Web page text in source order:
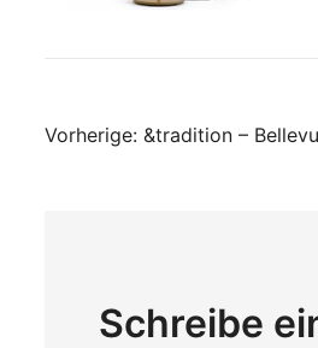
Vorherige: &tradition –
Schreibe